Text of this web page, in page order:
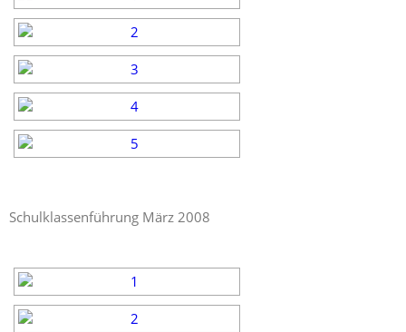
Schulklassenführung März 2008